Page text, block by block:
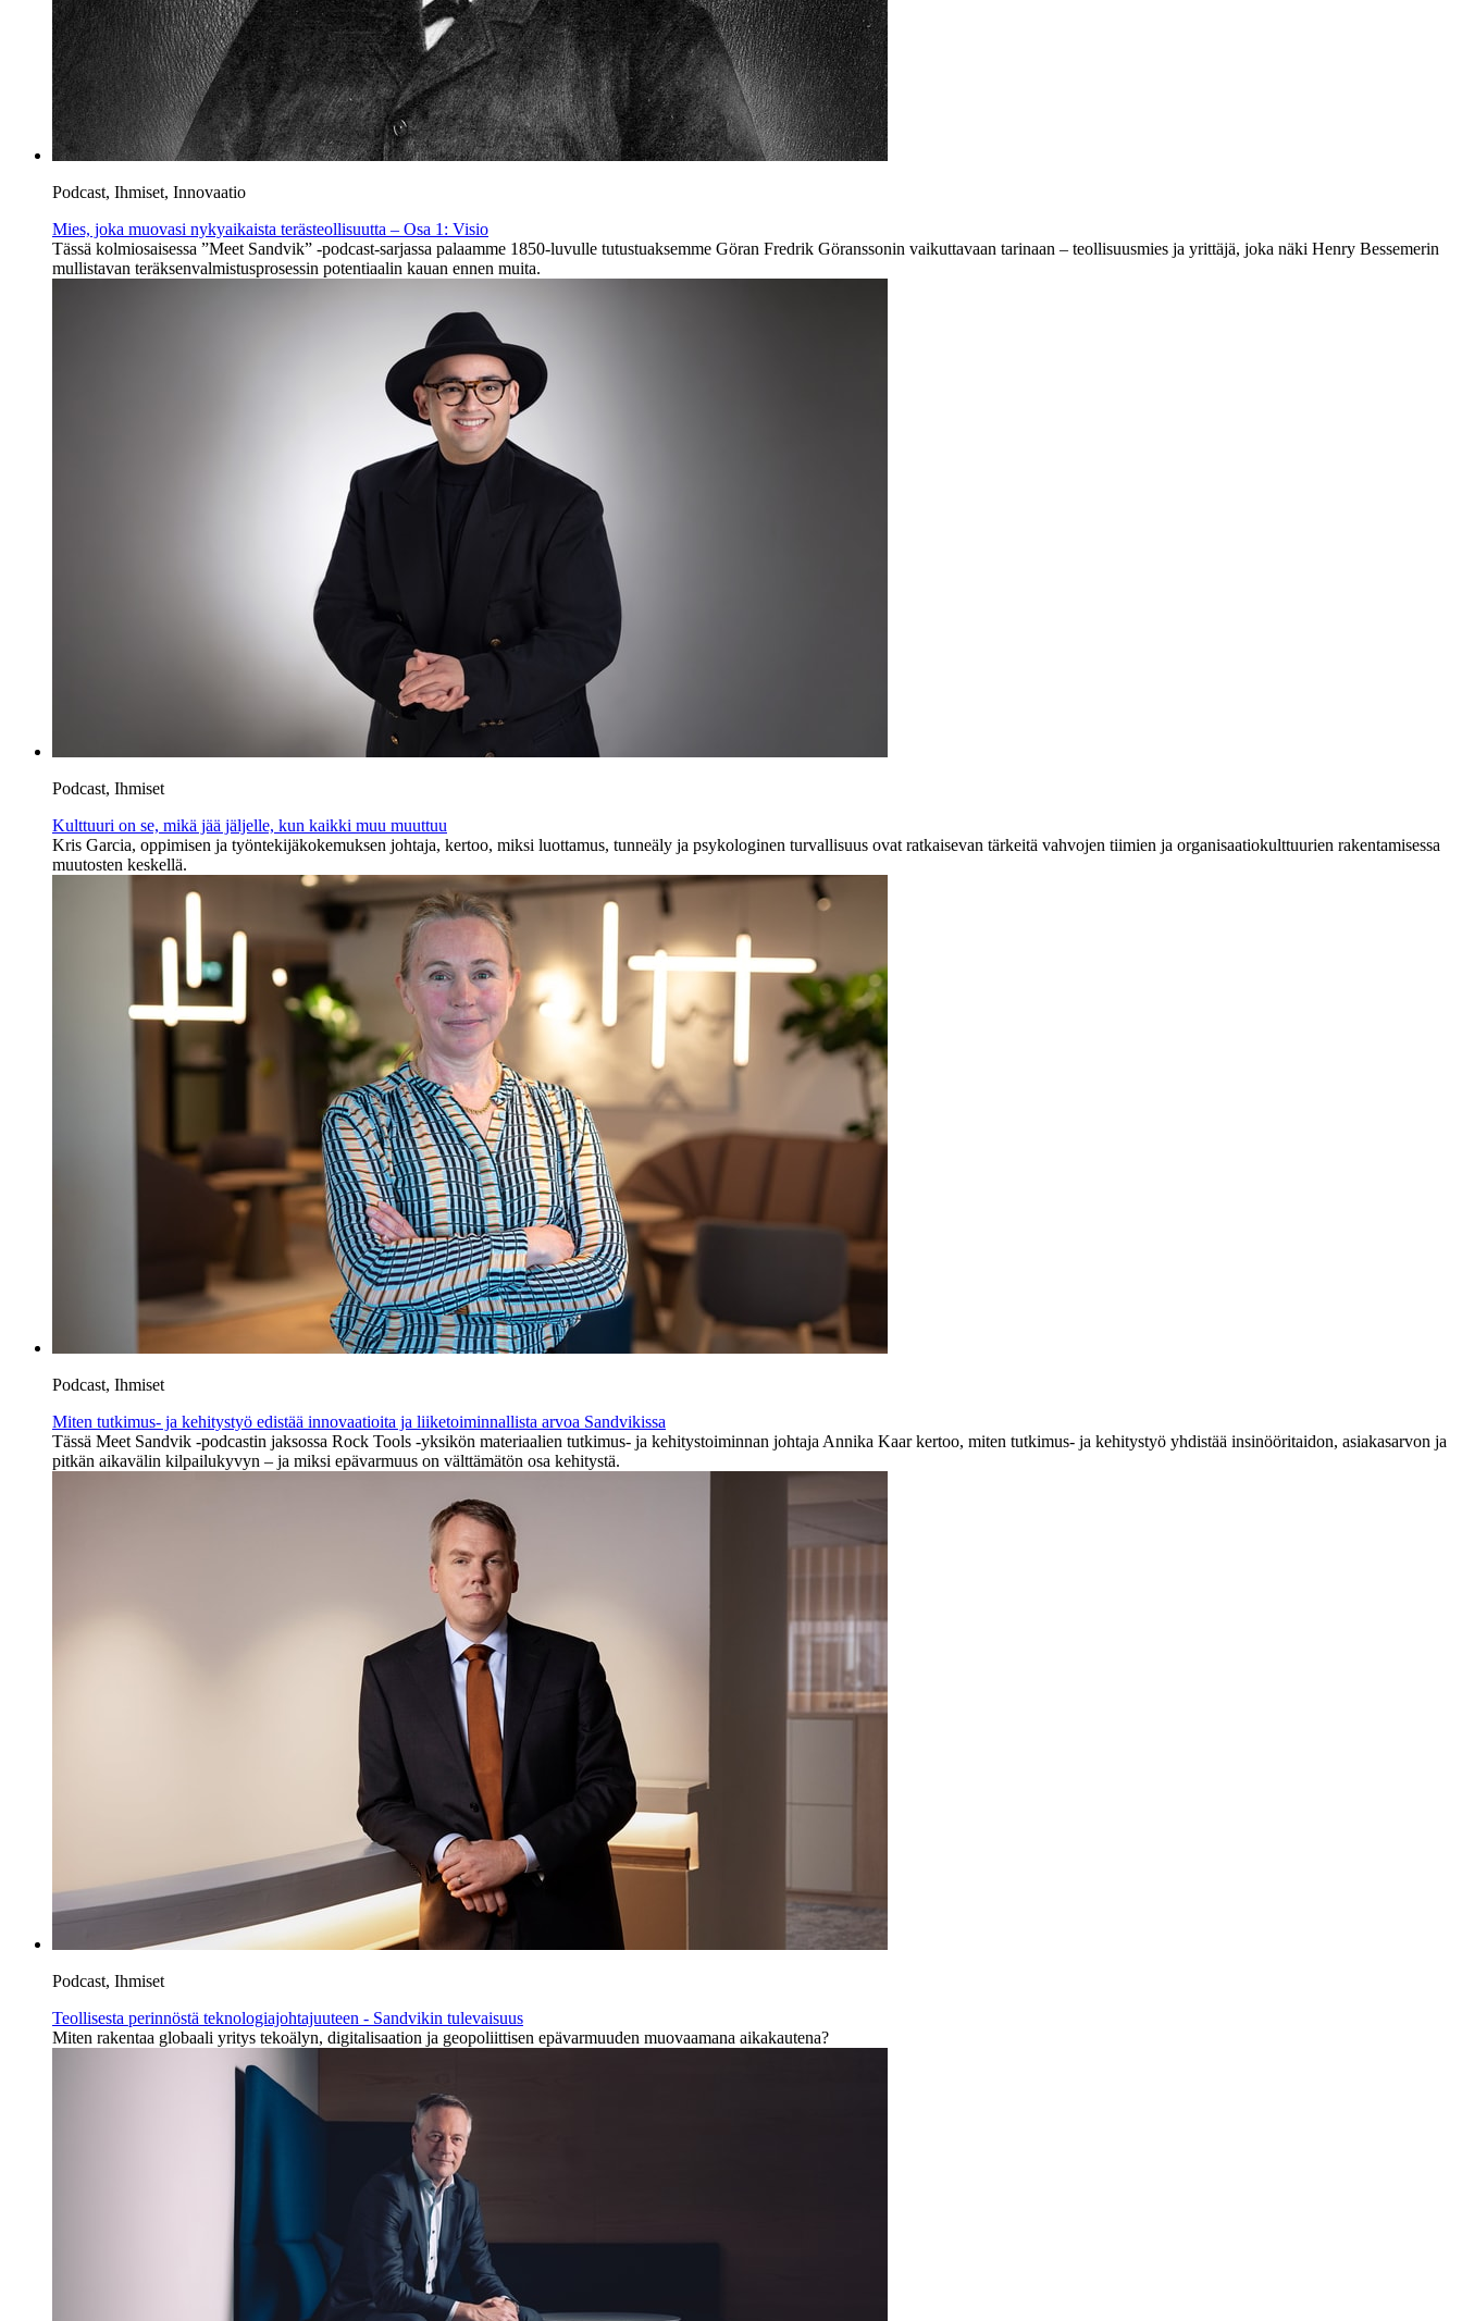
Podcast, Ihmiset, Innovaatio
Mies, joka muovasi nykyaikaista terästeollisuutta – Osa 1: Visio
Tässä kolmiosaisessa ”Meet Sandvik” -podcast-sarjassa palaamme 1850-luvulle tutustuaksemme Göran Fredrik Göranssonin vaikuttavaan tarinaan – teollisuusmies ja yrittäjä, joka näki Henry Bessemerin
mullistavan teräksenvalmistusprosessin potentiaalin kauan ennen muita.
Podcast, Ihmiset
Kulttuuri on se, mikä jää jäljelle, kun kaikki muu muuttuu
Kris Garcia, oppimisen ja työntekijäkokemuksen johtaja, kertoo, miksi luottamus, tunneäly ja psykologinen turvallisuus ovat ratkaisevan tärkeitä vahvojen tiimien ja organisaatiokulttuurien rakentamisessa
muutosten keskellä.
Podcast, Ihmiset
Miten tutkimus- ja kehitystyö edistää innovaatioita ja liiketoiminnallista arvoa Sandvikissa
Tässä Meet Sandvik -podcastin jaksossa Rock Tools -yksikön materiaalien tutkimus- ja kehitystoiminnan johtaja Annika Kaar kertoo, miten tutkimus- ja kehitystyö yhdistää insinööritaidon, asiakasarvon ja
pitkän aikavälin kilpailukyvyn – ja miksi epävarmuus on välttämätön osa kehitystä.
Podcast, Ihmiset
Teollisesta perinnöstä teknologiajohtajuuteen - Sandvikin tulevaisuus
Miten rakentaa globaali yritys tekoälyn, digitalisaation ja geopoliittisen epävarmuuden muovaamana aikakautena?